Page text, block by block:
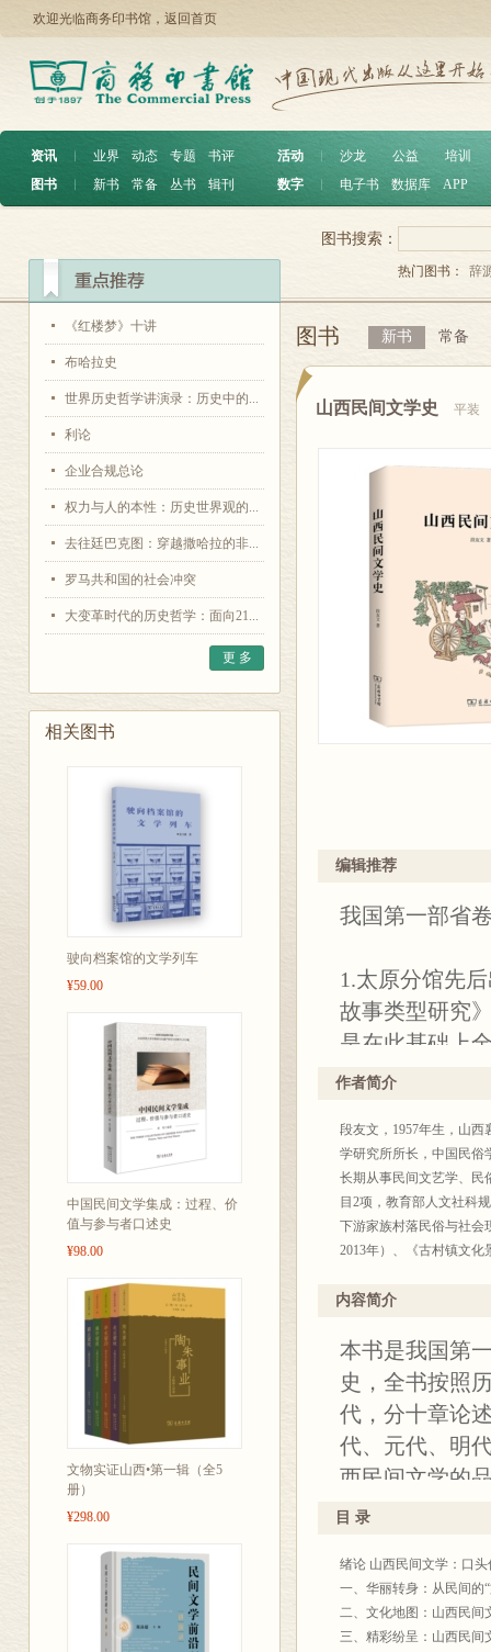
欢迎光临商务印书馆， 返回首页
资讯 ︱ 业界 动态 专题
书评
图书
︱ 新书 常备 丛书 辑刊
活动 沙龙 公益
培训
数字
电子书 数据库 APP
《红楼梦》十讲
布哈拉史
世界历史哲学讲演录：历史中的...
利论
企业合规总论
权力与人的本性：历史世界观的...
去往廷巴克图：穿越撒哈拉的非...
罗马共和国的社会冲突
大变革时代的历史哲学：面向21...
更 多
相关图书
驶向档案馆的文学列车
¥59.00
中国民间文学集成：过程、价
值与参与者口述史
¥98.00
文物实证山西•第一辑（全5
册）
¥298.00
图书搜索：
热门图书： 辞
图书 新书 常备
山西民间文学史 平装
编辑推荐
我国第一部省
1.太原分馆先
故事类型研究
是在此基础上
中做“长时段”
神奇、充满魅
2.本书是我国
专门史。无论
的探索，都将
作者简介
段友文，1957年生，山
学研究所所长，中国民俗
长期从事民间文艺学、民
目2项，教育部人文社科
下游家族村落民俗与社会
2013年）、《古村镇文
内容简介
本书是我国第
史，全书按照
代，分十章论
代、元代、明
西民间文学的
民间说唱、民
本书无论在内
索，都将为今
文学我国优秀
目 录
绪论 山西民间文学：口
一、华丽转身：从民间的
二、文化地图：山西民间
三、精彩纷呈：山西民间